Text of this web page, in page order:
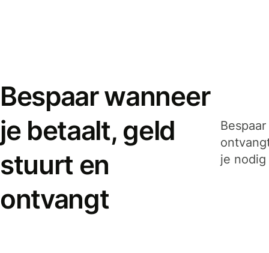
Bespaar wanneer
je betaalt, geld
stuurt en
ontvangt
je